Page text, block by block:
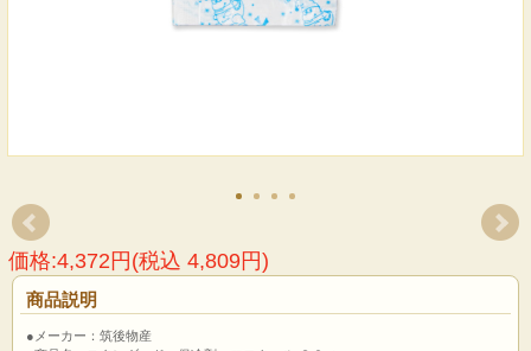
価格:4,372円(税込 4,809円)
商品説明
●メーカー：筑後物産